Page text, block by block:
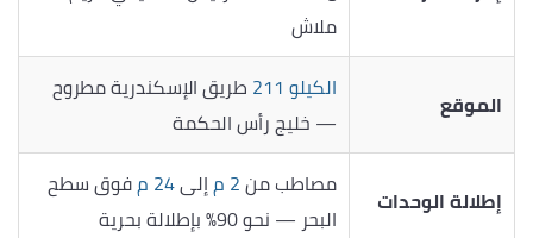
ملاش
الموقع الكيلو 211
طريق الإسكندرية مطروح
— خليج رأس الحكمة
إطلالة الوحدات مصاطب من2 م إلى24 م
فوق سطح
البحر — نحو 90% بإطلالة بحرية